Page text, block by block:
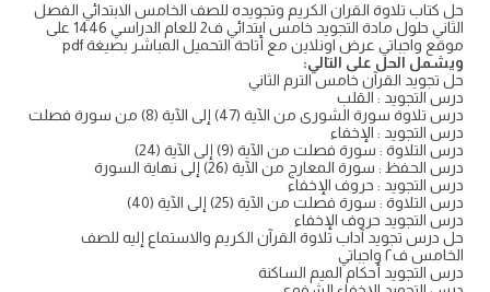
حل كتاب تلاوة القران الكريم وتجويده للصف الخامس الابتدائي الفصل
الثاني حلول مادة التجويد خامس ابتدائي ف2 للعام الدراسي 1446 على
موقع واجباتي عرض اونلاين مع أتاحة التحميل المباشر بصيغة pdf
ويشمل الحل على التالي:
حل تجويد القرآن خامس الترم الثاني
درس التجويد : القلب
درس تلاوة سورة الشورى من الآية (47) إلى الآية (8) من سورة فصلت
درس التجويد : الإخفاء
درس التلاوة : سورة فصلت من الآية (9) إلى الآية (24)
درس الحفظ : سورة المعارج من الآية (26) إلى نهاية السورة
درس التجويد : حروف الإخفاء
درس التلاوة : سورة فصلت من الآية (25) إلى الآية (40)
درس التجويد حروف الإخفاء
حل درس تجويد آداب تلاوة القرآن الكريم والاستماع إليه للصف
الخامس ف٢ واجباتي
درس التجويد أحكام الميم الساكنة